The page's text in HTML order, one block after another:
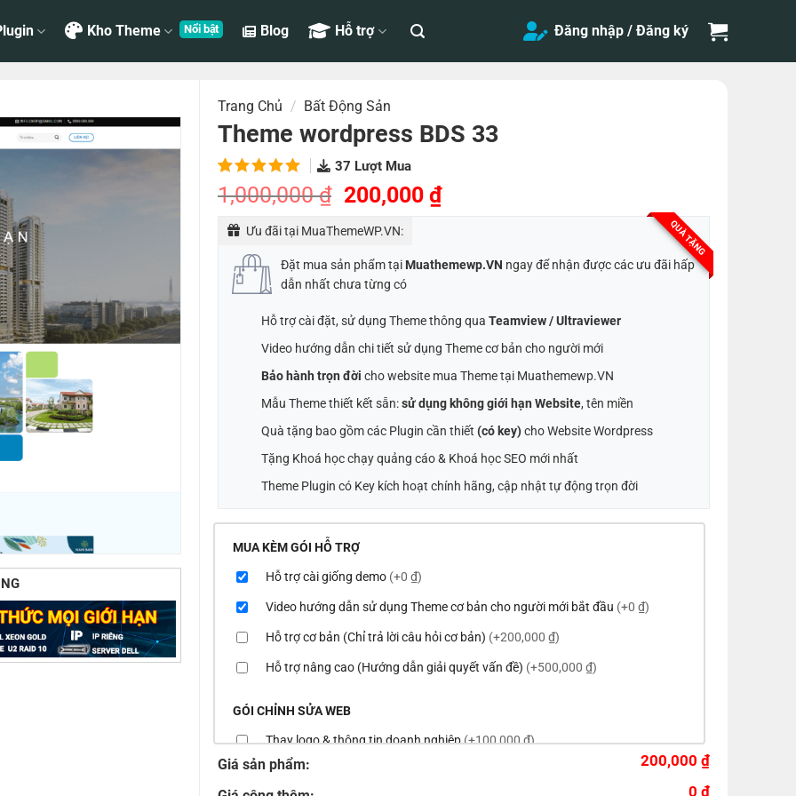
Kho Theme Blog Hỗ trợ Đăng nhập / Đăng ký
Trang Chủ / Bất Động Sản
Theme wordpress BDS 33
5.00trên
5 dựa
1
giá
37 Lượt Mua
1,000,000₫ Giá
là:
1,000,000 ₫.
200,000 ₫Giá
hiện
là:
200,000 ₫.
QUÀ TẶNG
Ưu đãi tại MuaThemeWP.VN:
Đặt mua sản phẩm tại Muathemewp.VN ngay để nhận được các ưu đãi hấp
dẫn nhất chưa từng có
Hỗ trợ cài đặt, sử dụng Theme thông qua Teamview / Ultraviewer
Video hướng dẫn chi tiết sử dụng Theme cơ bản cho người mới
Bảo hành trọn đời cho website mua Theme tại Muathemewp.VN
Mẫu Theme thiết kết sẵn:sử dụng không giới hạn Website, tên miền
Quà tặng bao gồm các Plugin cần thiết (có key)cho Website Wordpress
Tặng Khoá học chạy quảng cáo & Khoá học SEO mới nhất
Theme Plugin có Key kích hoạt chính hãng, cập nhật tự động trọn đời
MUA KÈM GÓI HỖ TRỢ
Hỗ trợ cài giống demo (+0 ₫)
Video hướng dẫn sử dụng Theme cơ bản cho người mới bắt đầu (+0 ₫)
Hỗ trợ cơ bản (Chỉ trả lời câu hỏi cơ bản) (+200,000 ₫)
Hỗ trợ nâng cao (Hướng dẫn giải quyết vấn đề) (+500,000 ₫)
GÓI CHỈNH SỬA WEB
Thay logo & thông tin doanh nghiệp(+100,000 ₫)
Đổi màu chủ đạo của theme theo tông màu của logo
Giá sản phẩm: 200,000 ₫
0 ₫